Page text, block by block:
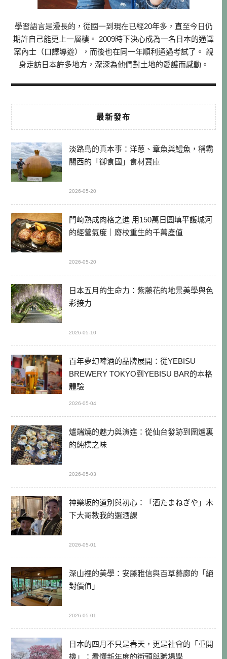
學習語言是漫長的，從國一到現在已經20年多，直至今日仍
期許自己能更上一層樓。 2009時下決心成為一名日本的通譯
案內士（口譯導遊），而後也在同一年順利通過考試了。 親
身走訪日本許多地方，深深為他們對土地的愛護而感動。
最新發布
淡路島的真本事：洋蔥、章魚與鱧魚，稱霸
關西的「御食國」食材寶庫
2026-05-20
門崎熟成肉格之進 用150萬日圓填平護城河
的經營氣度｜廢校重生的千萬產值
2026-05-20
日本五月的生命力：紫藤花的地景美學與色
彩接力
2026-05-10
百年夢幻啤酒的品牌展開：從YEBISU
BREWERY TOKYO到YEBISU BAR的本格
體驗
2026-05-04
爐端燒的魅力與演進：從仙台發跡到圍爐裏
的純樸之味
2026-05-03
神樂坂的道別與初心：「酒たまねぎや」木
下大哥教我的選酒課
2026-05-01
深山裡的美學：安藤雅信與百草藝廊的「絕
對價值」
2026-05-01
日本的四月不只是春天，更是社會的「重開
機」：看懂新年度的街頭與職場學